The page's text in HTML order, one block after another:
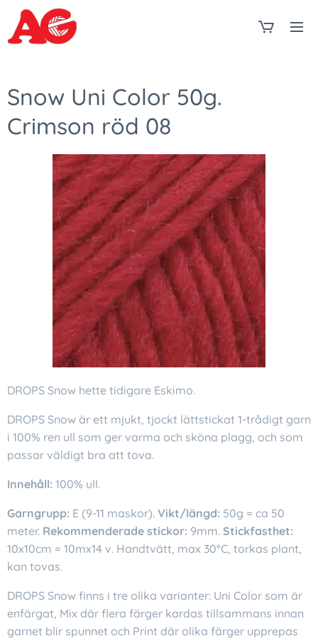
Snow Uni Color 50g.
Crimson röd 08
DROPS Snow hette tidigare Eskimo.
DROPS Snow är ett mjukt, tjockt lättstickat 1-trådigt garn
i 100% ren ull som ger varma och sköna plagg, och som
passar väldigt bra att tova.
Innehåll: 100% ull.
Garngrupp: E (9-11 maskor). Vikt/längd: 50g = ca 50
meter. Rekommenderade stickor: 9mm. Stickfasthet:
10x10cm = 10mx14 v. Handtvätt, max 30°C, torkas plant,
kan tovas.
DROPS Snow finns i tre olika varianter: Uni Color som är
enfärgat, Mix där flera färger kardas tillsammans innan
garnet blir spunnet och Print där olika färger upprepas